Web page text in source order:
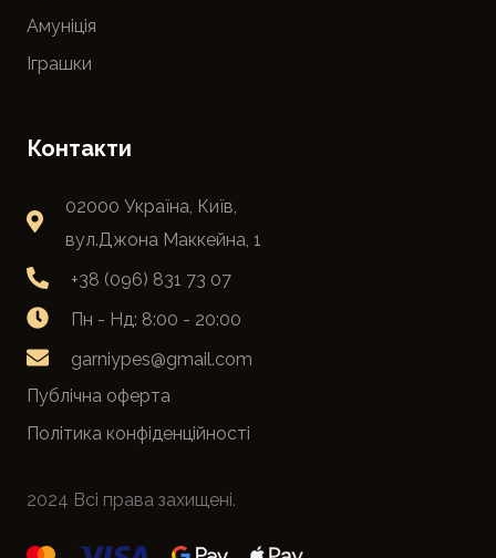
Амуніція
Іграшки
Контакти
02000 Україна, Київ,
вул.Джона Маккейна, 1
+38 (096) 831 73 07
Пн - Нд: 8:00 - 20:00
garniypes@gmail.com
Публічна оферта
Політика конфіденційності
2024 Всі права захищені.